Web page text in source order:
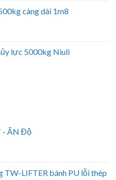
càng dài 1m8
lực 5000kg Niuli
- ẤN Độ
TW-LIFTER bánh PU lỗi thép